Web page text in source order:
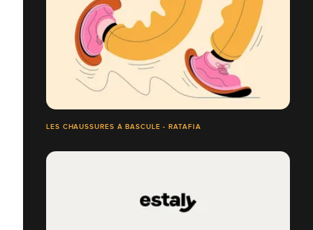
LES CHAUSSURES À BASCULE - RATAFIA